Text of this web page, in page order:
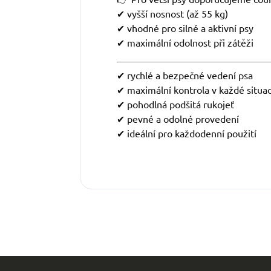
✔ vyšší nosnost (až 55 kg)
✔ vhodné pro silné a aktivní psy
✔ maximální odolnost při zátěži
✔ rychlé a bezpečné vedení psa
✔ maximální kontrola v každé
✔ pohodlná podšitá rukojeť
✔ pevné a odolné provedení
✔ ideální pro každodenní použití